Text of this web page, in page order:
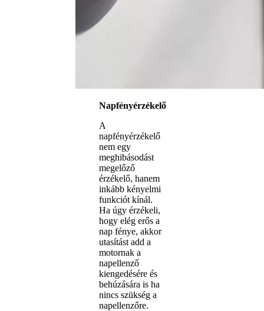
Napfényérzékelő
A
napfényérzékelő
nem egy
meghibásodást
megelőző
érzékelő, hanem
inkább kényelmi
funkciót kínál.
Ha úgy érzékeli,
hogy elég erős a
nap fénye, akkor
utasítást add a
motornak a
napellenző
kiengedésére és
behúzására is ha
nincs szükség a
napellenzőre.